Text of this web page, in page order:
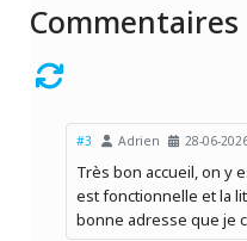
Commentaires
#3 Adrien 28-06-
Très bon accueil, on y
est fonctionnelle et la
bonne adresse que je